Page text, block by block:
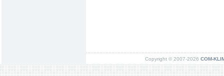
Copyright © 2007-2026 COM-